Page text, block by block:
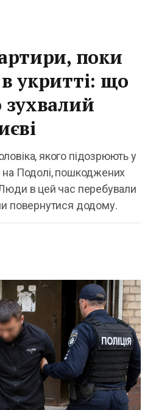
поки
укритті: що
зухвалий
якого підозрюють у
на Подолі, пошкоджених
в цей час перебували
повернутися додому.